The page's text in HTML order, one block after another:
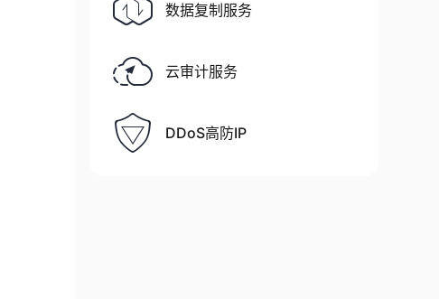
数据复制服务
云审计服务
DDoS高防IP